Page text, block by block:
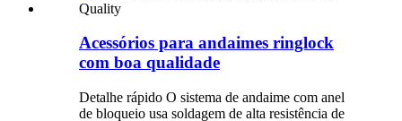
Acessórios para andaimes ringlock
com boa qualidade
Detalhe rápido O sistema de andaime com anel
de bloqueio usa soldagem de alta resistência de